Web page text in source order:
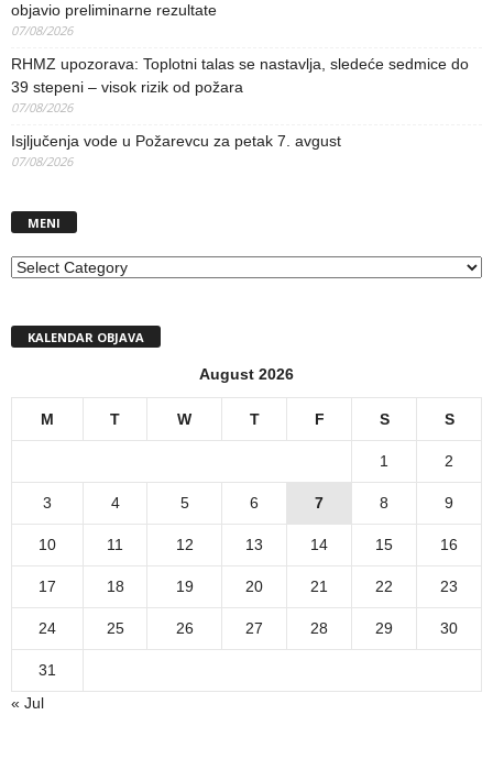
objavio preliminarne rezultate
07/08/2026
RHMZ upozorava: Toplotni talas se nastavlja, sledeće sedmice do
39 stepeni – visok rizik od požara
07/08/2026
Isjljučenja vode u Požarevcu za petak 7. avgust
07/08/2026
MENI
MENI
KALENDAR OBJAVA
August 2026
M T W T F S S
1 2
3 4 5 6 7 8 9
10 11 12 13 14 15 16
17 18 19 20 21 22 23
24 25 26 27 28 29 30
31
« Jul